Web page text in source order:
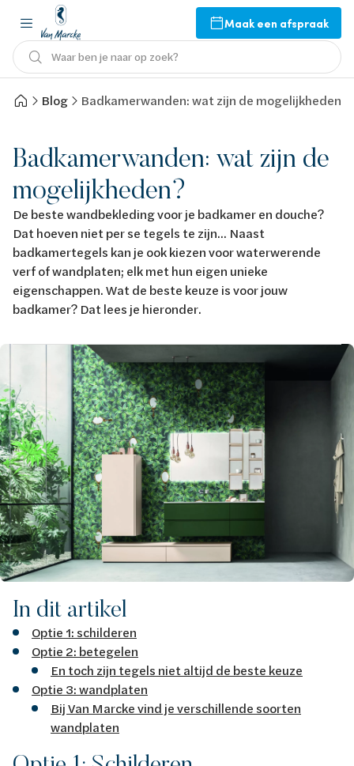
Maak een afspraak
Waar ben je naar op zoek?
Blog Badkamerwanden: wat zijn de mogelijkheden?
Badkamerwanden: wat zijn de
mogelijkheden?
De beste wandbekleding voor je badkamer en douche?
Dat hoeven niet per se tegels te zijn... Naast
badkamertegels kan je ook kiezen voor waterwerende
verf of wandplaten; elk met hun eigen unieke
eigenschappen. Wat de beste keuze is voor jouw
badkamer? Dat lees je hieronder.
In dit artikel
Optie 1: schilderen
Optie 2: betegelen
En toch zijn tegels niet altijd de beste keuze
Optie 3: wandplaten
Bij Van Marcke vind je verschillende soorten
wandplaten